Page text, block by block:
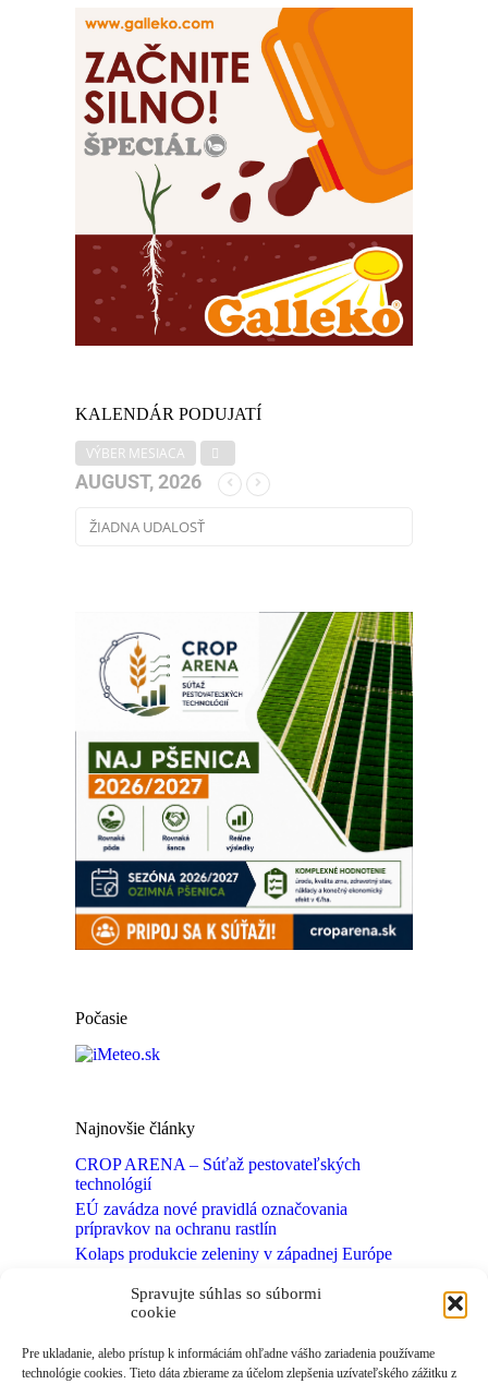
Spravujte súhlas so súbormi
cookie
Pre ukladanie, alebo prístup k informáciám ohľadne vášho zariadenia používame
technológie cookies. Tieto dáta zbierame za účelom zlepšenia uzívateľského zážitku z
KALENDÁR PODUJATÍ
VÝBER MESIACA
AUGUST, 2026
ŽIADNA UDALOSŤ
Počasie
Najnovšie články
CROP ARENA – Súťaž pestovateľských
technológií
EÚ zavádza nové pravidlá označovania
prípravkov na ochranu rastlín
Kolaps produkcie zeleniny v západnej Európe
môže ukrývať nové fungicídy
Kvasinka zo SAV môže pomôcť kukurici lepšie